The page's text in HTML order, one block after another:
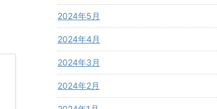
2024年5月
2024年4月
2024年3月
2024年2月